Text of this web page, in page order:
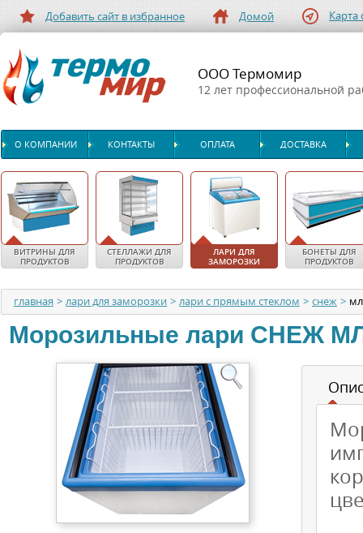
Добавить сайт в избранное Домой Карта
ООО Термомир
12 лет профессиональной
О КОМПАНИИ КОНТАКТЫ ОПЛАТА ДОСТАВКА
ВИТРИНЫ ДЛЯ
ПРОДУКТОВ
СТЕЛЛАЖИ ДЛЯ
ПРОДУКТОВ
ЛАРИ ДЛЯ
ЗАМОРОЗКИ
БОНЕТЫ ДЛЯ
ПРОДУКТОВ
главная > лари для заморозки > лари с прямым стеклом > снеж >
Морозильные лари СНЕЖ